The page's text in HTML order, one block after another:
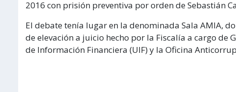
2016 con prisión preventiva por orden de Sebastián
El debate tenía lugar en la denominada Sala AMIA,
de elevación a juicio hecho por la Fiscalía a cargo
de Información Financiera (UIF) y la Oficina